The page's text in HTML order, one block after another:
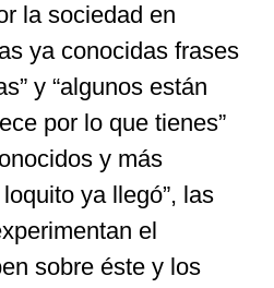
la sociedad en
ya conocidas frases
y “algunos están
por lo que tienes”
y más
ya llegó”, las
el
sobre éste y los